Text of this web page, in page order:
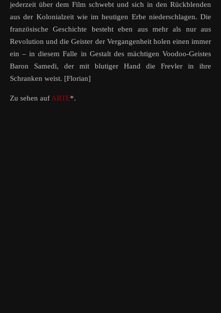
jederzeit über dem Film schwebt und sich in den Rückblenden
aus der Kolonialzeit wie im heutigen Erbe niederschlagen. Die
französische Geschichte besteht eben aus mehr als nur aus
Revolution und die Geister der Vergangenheit holen einen immer
ein – in diesem Falle in Gestalt des mächtigen Voodoo-Geistes
Baron Samedi, der mit blutiger Hand die Frevler in ihre
Schranken weist. [Florian]
Zu sehen aufARTE*.